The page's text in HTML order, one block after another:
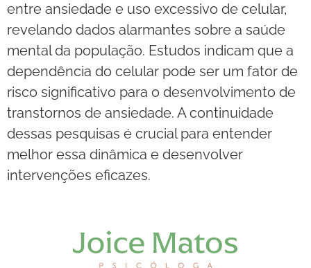
entre ansiedade e uso excessivo de celular,
revelando dados alarmantes sobre a saúde
mental da população. Estudos indicam que a
dependência do celular pode ser um fator de
risco significativo para o desenvolvimento de
transtornos de ansiedade. A continuidade
dessas pesquisas é crucial para entender
melhor essa dinâmica e desenvolver
intervenções eficazes.